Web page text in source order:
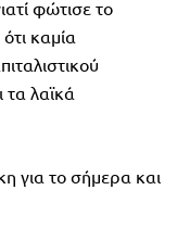
φώτισε το
ότι καμία
λαϊκά
για το σήμερα και